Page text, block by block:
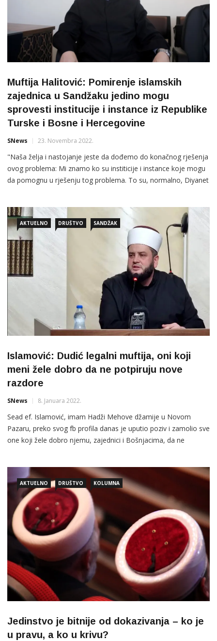
Muftija Halitović: Pomirenje islamskih
zajednica u Sandžaku jedino mogu
sprovesti institucije i instance iz Republike
Turske i Bosne i Hercegovine
SNews 23. Novembra 2022.
"Naša želja i nastojanje jeste da dođemo do konačnog rješenja
ovog problema: Mi znamo ko su institicije i instance koje mogu
da pomognu u rješenju tog problema. To su, normalno, Diyanet
rješavanju, konačno, ovog problema“, poručio je muftija
Halitović.
AKTUELNO DRUŠTVO SANDŽAK
Islamović: Dudić legalni muftija, oni koji
meni žele dobro da ne potpiruju nove
razdore
SNews 8. Januara 2022.
Sead ef. Islamović, imam Hadži Mehove džamije u Novom
Pazaru, preko svog fb profila danas je uputio poziv i zamolio sve
one koji žele dobro njemu, zajednici i Bošnjacima, da ne
Mevlud ef. Dudić legalni muftija naše zajednice i […]
AKTUELNO DRUŠTVO KOLUMNA
Jedinstvo je bitnije od dokazivanja – ko je
u pravu, a ko u krivu?